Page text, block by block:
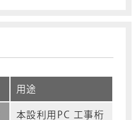
用途
本設利用PC 工事桁